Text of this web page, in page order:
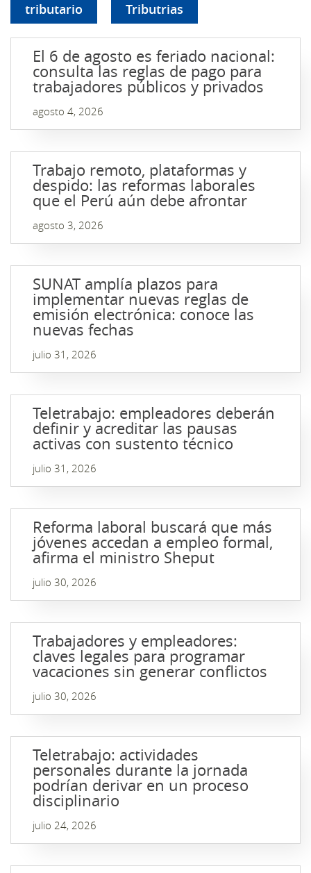
tributario Tributrias
El 6 de agosto es feriado nacional:
consulta las reglas de pago para
trabajadores públicos y privados
agosto 4, 2026
Trabajo remoto, plataformas y
despido: las reformas laborales
que el Perú aún debe afrontar
agosto 3, 2026
SUNAT amplía plazos para
implementar nuevas reglas de
emisión electrónica: conoce las
nuevas fechas
julio 31, 2026
Teletrabajo: empleadores deberán
definir y acreditar las pausas
activas con sustento técnico
julio 31, 2026
Reforma laboral buscará que más
jóvenes accedan a empleo formal,
afirma el ministro Sheput
julio 30, 2026
Trabajadores y empleadores:
claves legales para programar
vacaciones sin generar conflictos
julio 30, 2026
Teletrabajo: actividades
personales durante la jornada
podrían derivar en un proceso
disciplinario
julio 24, 2026